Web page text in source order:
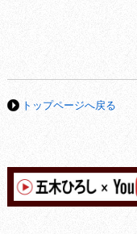
トップページへ戻る